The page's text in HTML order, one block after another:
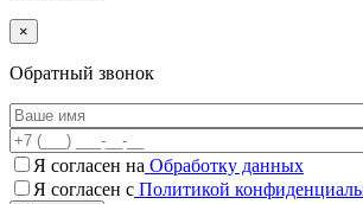
×
Обратный звонок
Я согласен на Обработку данных
Я согласен c Политикой